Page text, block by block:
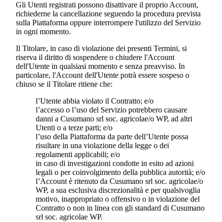
Gli Utenti registrati possono disattivare il proprio Account,
richiederne la cancellazione seguendo la procedura prevista
sulla Piattaforma oppure interrompere l'utilizzo del Servizio
in ogni momento.
Il Titolare, in caso di violazione dei presenti Termini, si
riserva il diritto di sospendere o chiudere l'Account
dell'Utente in qualsiasi momento e senza preavviso. In
particolare, l'Account dell'Utente potrà essere sospeso o
chiuso se il Titolare ritiene che:
l’Utente abbia violato il Contratto; e/o
l’accesso o l’uso del Servizio potrebbero causare
danni a Cusumano srl soc. agricolae/o WP, ad altri
Utenti o a terze parti; e/o
l’uso della Piattaforma da parte dell’Utente possa
risultare in una violazione della legge o dei
regolamenti applicabili; e/o
in caso di investigazioni condotte in esito ad azioni
legali o per coinvolgimento della pubblica autorità; e/o
l’Account è ritenuto da Cusumano srl soc. agricolae/o
WP, a sua esclusiva discrezionalità e per qualsivoglia
motivo, inappropriato o offensivo o in violazione del
Contratto o non in linea con gli standard di Cusumano
srl soc. agricolae WP.